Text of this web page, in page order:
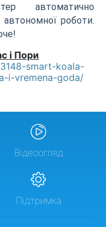
автоматично
роботи.
і Пори
smart-koala-
i-vremena-goda/
Відеоогляд
Підтримка